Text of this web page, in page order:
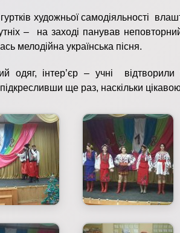
художньої самодіяльності
– на заході панував
мелодійна українська пісня.
одяг, інтер’єр – учні відтворили
ще раз, наскільки